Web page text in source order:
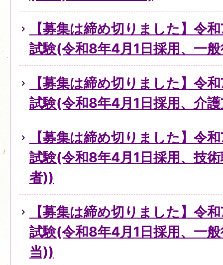
【募集は締め切りました】令
試験(令和8年4月1日採用、一
【募集は締め切りました】令
試験(令和8年4月1日採用、介
【募集は締め切りました】令
試験(令和8年4月1日採用、技
者))
【募集は締め切りました】令
試験(令和8年4月1日採用、一
当))